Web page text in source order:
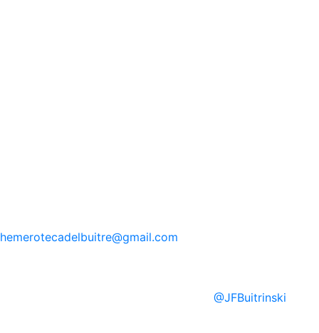
hemerotecadelbuitre@gmail.com
@JFBuitrinski